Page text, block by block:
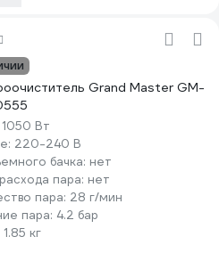
Grand Master GM-
1050 Вт
220-240 В
бачка: нет
пара: нет
пара: 28 г/мин
пара: 4.2 бар
1.85 кг